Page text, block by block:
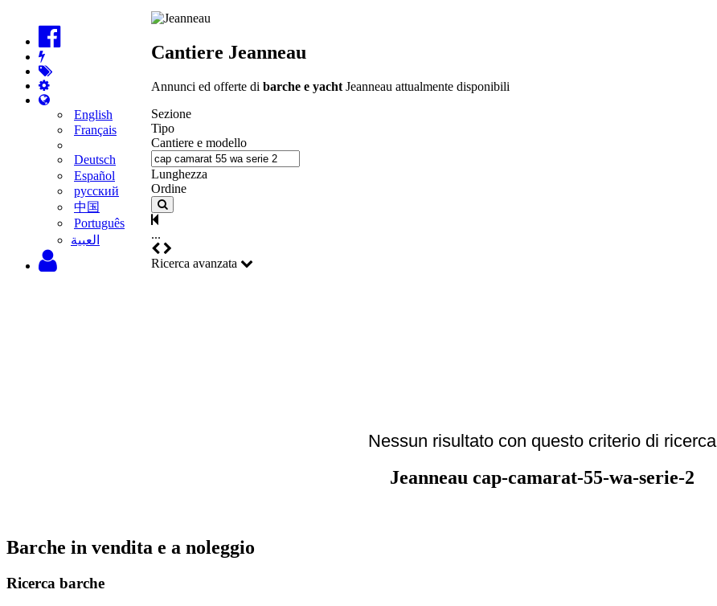
English
Français
Deutsch
Español
русский
中国
Português
‫العبية
Cantiere Jeanneau
Annunci ed offerte di barche e yacht Jeanneau attualmente disponibili
Sezione
Tipo
Cantiere e modello
Lunghezza
Ordine
...
Ricerca avanzata
Nessun risultato con questo criterio di ricerca
Jeanneau cap-camarat-55-wa-serie-2
Barche in vendita e a noleggio
Ricerca barche